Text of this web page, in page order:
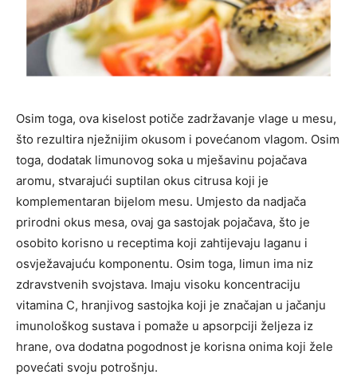
Osim toga, ova kiselost potiče zadržavanje vlage u mesu,
što rezultira nježnijim okusom i povećanom vlagom. Osim
toga, dodatak limunovog soka u mješavinu pojačava
aromu, stvarajući suptilan okus citrusa koji je
komplementaran bijelom mesu. Umjesto da nadjača
prirodni okus mesa, ovaj ga sastojak pojačava, što je
osobito korisno u receptima koji zahtijevaju laganu i
osvježavajuću komponentu. Osim toga, limun ima niz
zdravstvenih svojstava. Imaju visoku koncentraciju
vitamina C, hranjivog sastojka koji je značajan u jačanju
imunološkog sustava i pomaže u apsorpciji željeza iz
hrane, ova dodatna pogodnost je korisna onima koji žele
povećati svoju potrošnju.